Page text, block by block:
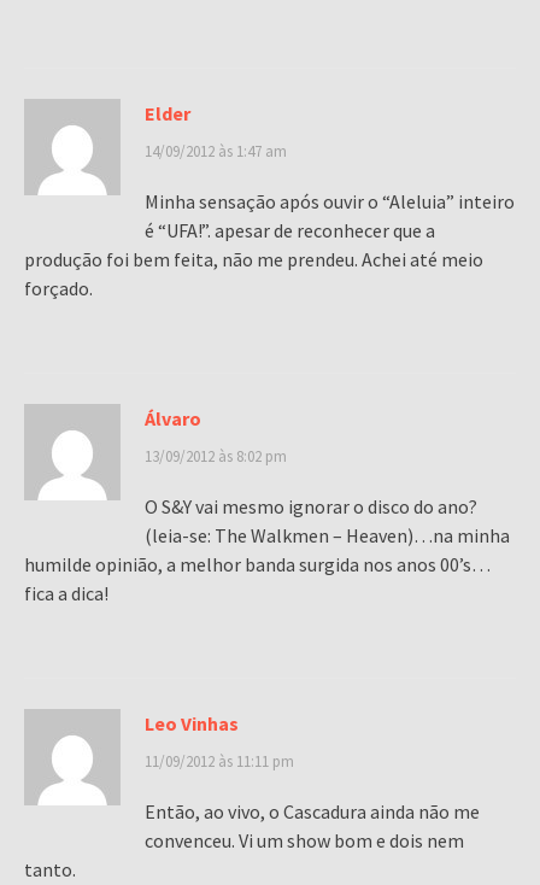
Elder
14/09/2012 às 1:47 am
Minha sensação após ouvir o “Aleluia” inteiro
é “UFA!”. apesar de reconhecer que a
produção foi bem feita, não me prendeu. Achei até meio
forçado.
Álvaro
13/09/2012 às 8:02 pm
O S&Y vai mesmo ignorar o disco do ano?
(leia-se: The Walkmen – Heaven)…na minha
humilde opinião, a melhor banda surgida nos anos 00’s…
fica a dica!
Leo Vinhas
11/09/2012 às 11:11 pm
Então, ao vivo, o Cascadura ainda não me
convenceu. Vi um show bom e dois nem
tanto.